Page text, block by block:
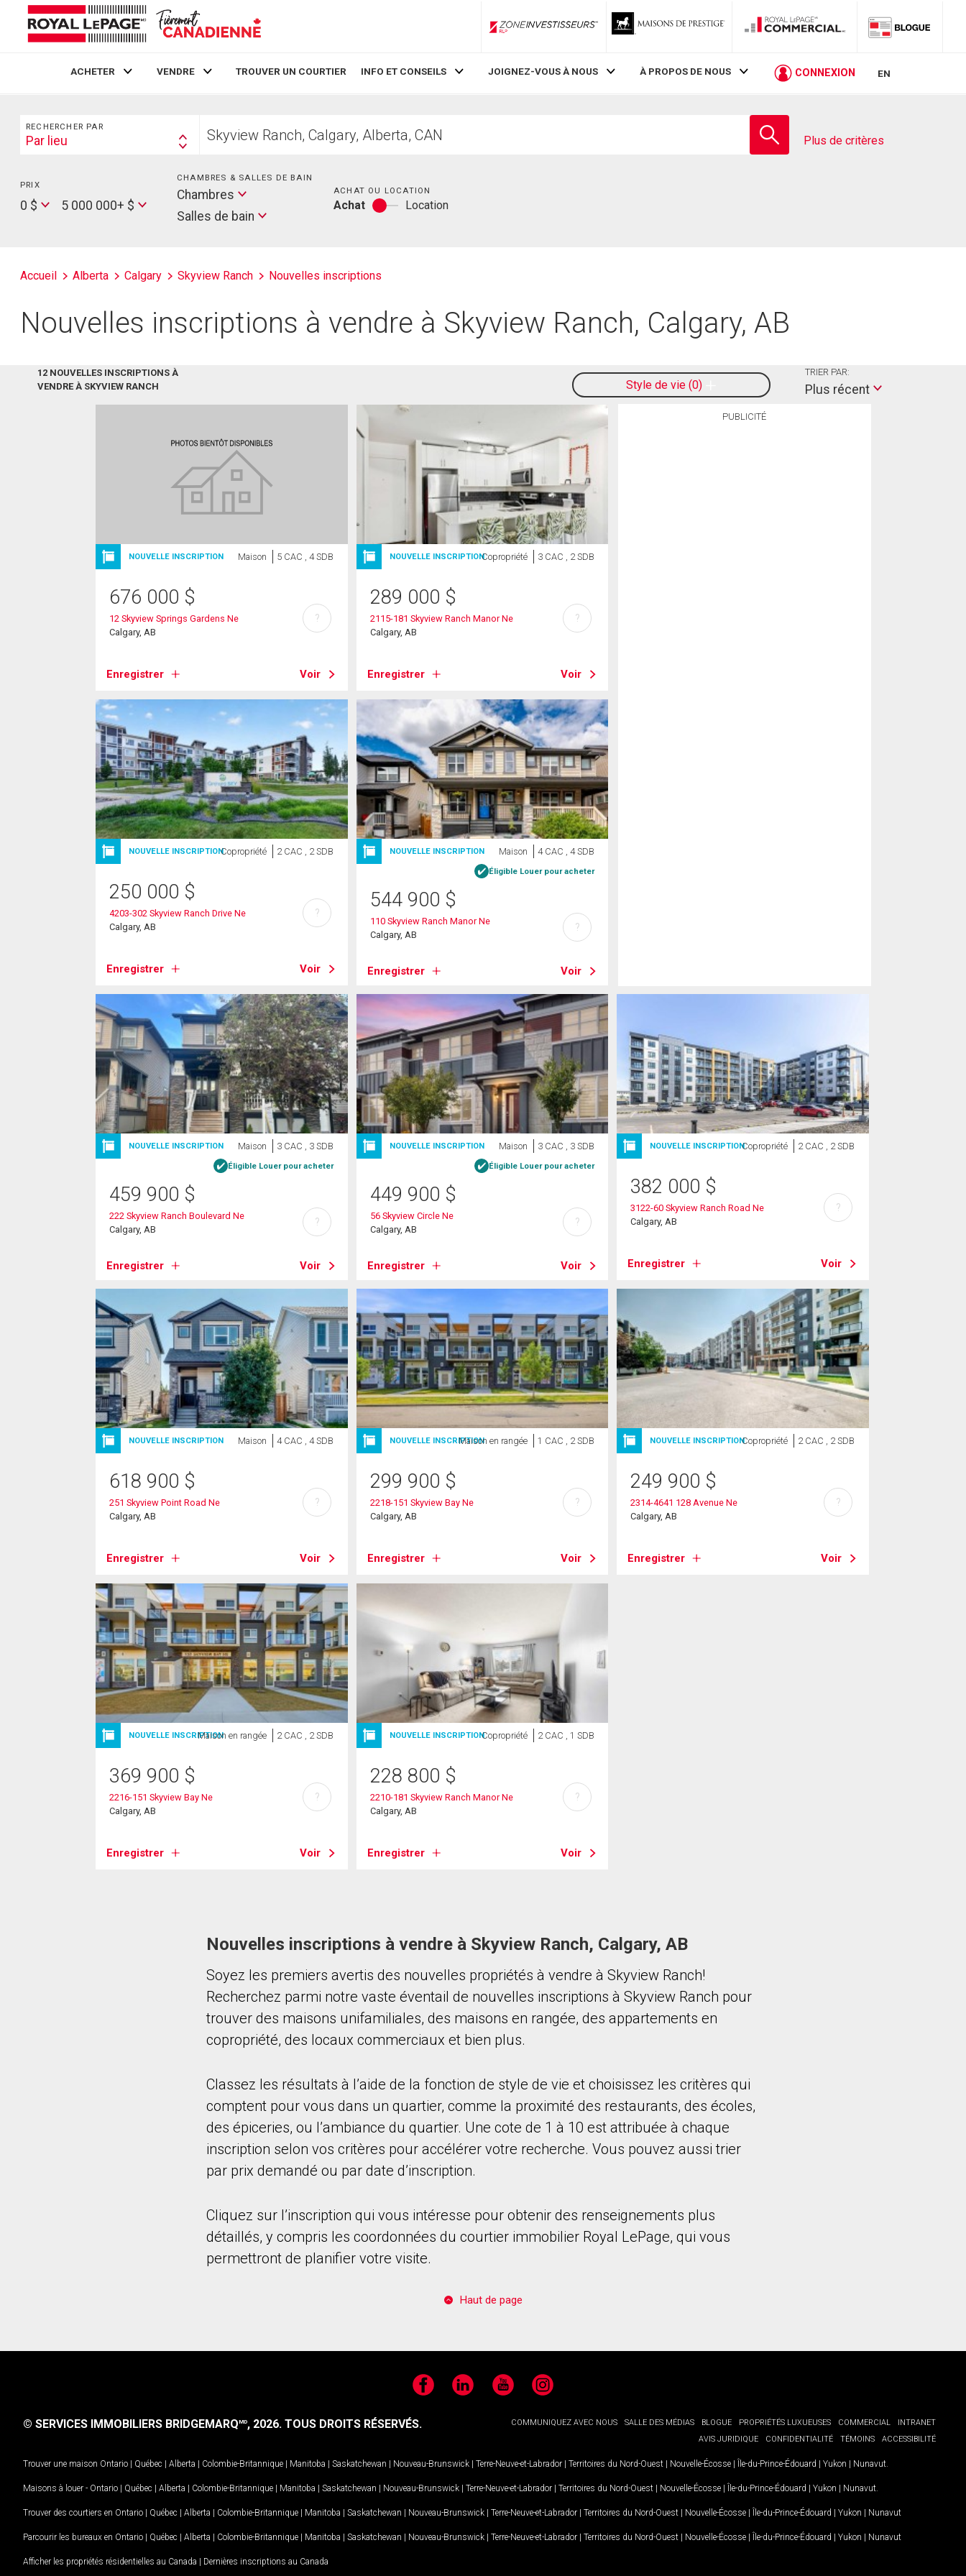
ZoneInvestisseurs RLP
ACHETER VENDRE TROUVER UN COURTIER INFO ET CONSEILS JOIGNEZ-VOUS À NOUS À PROPOS DE NOUS CONNEXION EN
Rechercher
RECHERCHER PAR
Search
Par lieu
votre
Plus de critères
PRIX
Price
0 $
Max
5 000 000+ $
CHAMBRES & SALLES DE BAIN
Chambres
bain
Salles de bain
ACHAT OU LOCATION
Achat
Achat
Location
Accueil Alberta Calgary Skyview Ranch Nouvelles inscriptions
Nouvelles inscriptions à vendre à Skyview Ranch, Calgary, AB
12 NOUVELLES INSCRIPTIONS À
VENDRE À SKYVIEW RANCH
Style de vie 0
TRIER PAR:
Plus récent
PUBLICITÉ
NOUVELLE INSCRIPTION Maison 5 CAC , 4 SDB
676 000 $
12 Skyview Springs Gardens Ne
Calgary, AB
Enregistrer Voir
?
NOUVELLE INSCRIPTIONCopropriété 3 CAC , 2 SDB
289 000 $
2115-181 Skyview Ranch Manor Ne
Calgary, AB
Enregistrer Voir
?
NOUVELLE INSCRIPTIONCopropriété 2 CAC , 2 SDB
250 000 $
4203-302 Skyview Ranch Drive Ne
Calgary, AB
Enregistrer Voir
?
NOUVELLE INSCRIPTION Maison 4 CAC , 4 SDB
Éligible Louer pour acheter
544 900 $
110 Skyview Ranch Manor Ne
Calgary, AB
Enregistrer Voir
?
NOUVELLE INSCRIPTION Maison 3 CAC , 3 SDB
Éligible Louer pour acheter
459 900 $
222 Skyview Ranch Boulevard Ne
Calgary, AB
Enregistrer Voir
?
NOUVELLE INSCRIPTION Maison 3 CAC , 3 SDB
Éligible Louer pour acheter
449 900 $
56 Skyview Circle Ne
Calgary, AB
Enregistrer Voir
?
NOUVELLE INSCRIPTIONCopropriété 2 CAC , 2 SDB
382 000 $
3122-60 Skyview Ranch Road Ne
Calgary, AB
Enregistrer Voir
?
NOUVELLE INSCRIPTION Maison 4 CAC , 4 SDB
618 900 $
251 Skyview Point Road Ne
Calgary, AB
Enregistrer Voir
?
NOUVELLE INSCRIPTIONMaison en rangée 1 CAC , 2 SDB
299 900 $
2218-151 Skyview Bay Ne
Calgary, AB
Enregistrer Voir
?
NOUVELLE INSCRIPTIONCopropriété 2 CAC , 2 SDB
249 900 $
2314-4641 128 Avenue Ne
Calgary, AB
Enregistrer Voir
?
NOUVELLE INSCRIPTIONMaison en rangée 2 CAC , 2 SDB
369 900 $
2216-151 Skyview Bay Ne
Calgary, AB
Enregistrer Voir
?
NOUVELLE INSCRIPTIONCopropriété 2 CAC , 1 SDB
228 800 $
2210-181 Skyview Ranch Manor Ne
Calgary, AB
Enregistrer Voir
?
Nouvelles inscriptions à vendre à Skyview Ranch, Calgary, AB
Soyez les premiers avertis des nouvelles propriétés à vendre à Skyview Ranch!
Recherchez parmi notre vaste éventail de nouvelles inscriptions à Skyview Ranch pour
trouver des maisons unifamiliales, des maisons en rangée, des appartements en
copropriété, des locaux commerciaux et bien plus.
Classez les résultats à l’aide de la fonction de style de vie et choisissez les critères qui
comptent pour vous dans un quartier, comme la proximité des restaurants, des écoles,
des épiceries, ou l’ambiance du quartier. Une cote de 1 à 10 est attribuée à chaque
inscription selon vos critères pour accélérer votre recherche. Vous pouvez aussi trier
par prix demandé ou par date d’inscription.
Cliquez sur l’inscription qui vous intéresse pour obtenir des renseignements plus
détaillés, y compris les coordonnées du courtier immobilier Royal LePage, qui vous
permettront de planifier votre visite.
Haut de page
FacebookLinkedIn YouTubeInstagram
COMMUNIQUEZ AVEC NOUS SALLE DES MÉDIAS BLOGUE PROPRIÉTÉS LUXUEUSES COMMERCIAL
INTRANET
AVIS JURIDIQUE
CONFIDENTIALITÉ TÉMOINS ACCESSIBILITÉ
© SERVICES IMMOBILIERS BRIDGEMARQMD, 2026. TOUS DROITS RÉSERVÉS.
Trouver une maison Ontario | Québec | Alberta | Colombie-Britannique | Manitoba | Saskatchewan | Nouveau-Brunswick | Terre-Neuve-et-Labrador | Territoires du Nord-Ouest | Nouvelle-Écosse | Île-du-Prince-Édouard | Yukon | Nunavut
Maisons à louer - Ontario | Québec | Alberta | Colombie-Britannique | Manitoba | Saskatchewan | Nouveau-Brunswick | Terre-Neuve-et-Labrador | Territoires du Nord-Ouest | Nouvelle-Écosse | Île-du-Prince-Édouard | Yukon | Nunavut
Trouver des courtiers en Ontario | Québec | Alberta | Colombie-Britannique | Manitoba | Saskatchewan | Nouveau-Brunswick | Terre-Neuve-et-Labrador | Territoires du Nord-Ouest | Nouvelle-Écosse | Île-du-Prince-Édouard | Yukon | Nunavut
Parcourir les bureaux en Ontario | Québec | Alberta | Colombie-Britannique | Manitoba | Saskatchewan | Nouveau-Brunswick | Terre-Neuve-et-Labrador | Territoires du Nord-Ouest | Nouvelle-Écosse | Île-du-Prince-Édouard | Yukon | Nunavut
Afficher les propriétés résidentielles au Canada | Dernières inscriptions au Canada